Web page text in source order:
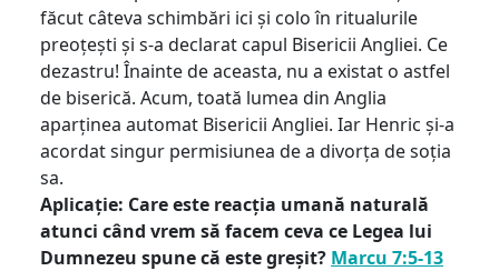
făcut câteva schimbări ici și colo în ritualurile
preoțești și s-a declarat capul Bisericii Angliei. Ce
dezastru! Înainte de aceasta, nu a existat o astfel
de biserică. Acum, toată lumea din Anglia
aparținea automat Bisericii Angliei. Iar Henric și-a
acordat singur permisiunea de a divorța de soția
sa.
Aplicație: Care este reacția umană naturală
atunci când vrem să facem ceva ce Legea lui
Dumnezeu spune că este greșit? Marcu 7:5-13